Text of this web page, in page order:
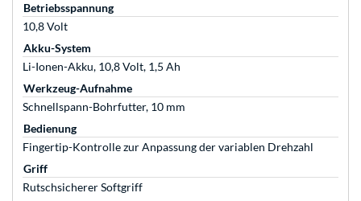
Betriebsspannung
10,8 Volt
Akku-System
Li-Ionen-Akku, 10,8 Volt, 1,5 Ah
Werkzeug-Aufnahme
Schnellspann-Bohrfutter, 10 mm
Bedienung
Fingertip-Kontrolle zur Anpassung der variablen Drehzahl
Griff
Rutschsicherer Softgriff